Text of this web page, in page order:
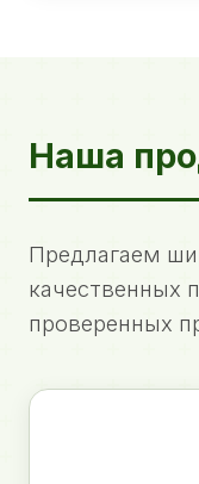
Наша
Предлагаем
качественных
проверенных